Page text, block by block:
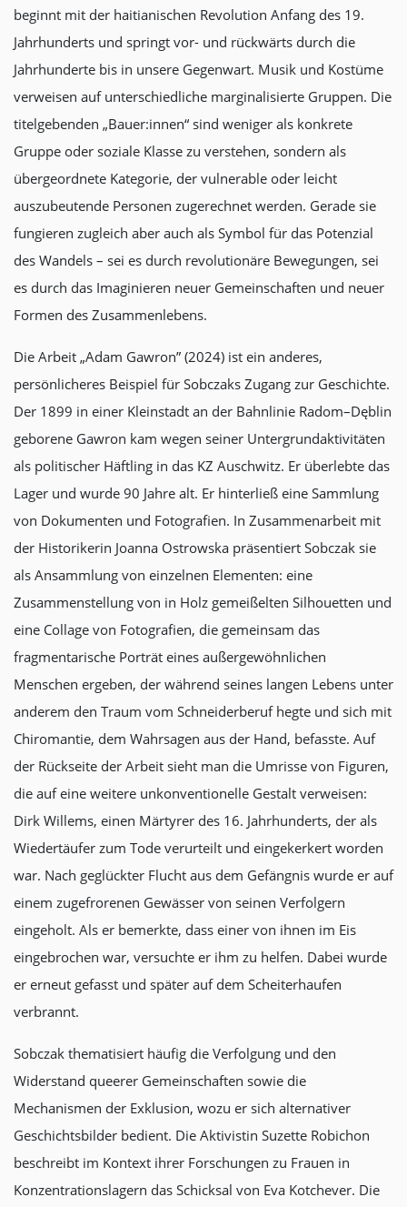
beginnt mit der haitianischen Revolution Anfang des 19.
Jahrhunderts und springt vor- und rückwärts durch die
Jahrhunderte bis in unsere Gegenwart. Musik und Kostüme
verweisen auf unterschiedliche marginalisierte Gruppen. Die
titelgebenden „Bauer:innen“ sind weniger als konkrete
Gruppe oder soziale Klasse zu verstehen, sondern als
übergeordnete Kategorie, der vulnerable oder leicht
auszubeutende Personen zugerechnet werden. Gerade sie
fungieren zugleich aber auch als Symbol für das Potenzial
des Wandels – sei es durch revolutionäre Bewegungen, sei
es durch das Imaginieren neuer Gemeinschaften und neuer
Formen des Zusammenlebens.
Die Arbeit „Adam Gawron” (2024) ist ein anderes,
persönlicheres Beispiel für Sobczaks Zugang zur Geschichte.
Der 1899 in einer Kleinstadt an der Bahnlinie Radom–Dęblin
geborene Gawron kam wegen seiner Untergrundaktivitäten
als politischer Häftling in das KZ Auschwitz. Er überlebte das
Lager und wurde 90 Jahre alt. Er hinterließ eine Sammlung
von Dokumenten und Fotografien. In Zusammenarbeit mit
der Historikerin Joanna Ostrowska präsentiert Sobczak sie
als Ansammlung von einzelnen Elementen: eine
Zusammenstellung von in Holz gemeißelten Silhouetten und
eine Collage von Fotografien, die gemeinsam das
fragmentarische Porträt eines außergewöhnlichen
Menschen ergeben, der während seines langen Lebens unter
anderem den Traum vom Schneiderberuf hegte und sich mit
Chiromantie, dem Wahrsagen aus der Hand, befasste. Auf
der Rückseite der Arbeit sieht man die Umrisse von Figuren,
die auf eine weitere unkonventionelle Gestalt verweisen:
Dirk Willems, einen Märtyrer des 16. Jahrhunderts, der als
Wiedertäufer zum Tode verurteilt und eingekerkert worden
war. Nach geglückter Flucht aus dem Gefängnis wurde er auf
einem zugefrorenen Gewässer von seinen Verfolgern
eingeholt. Als er bemerkte, dass einer von ihnen im Eis
eingebrochen war, versuchte er ihm zu helfen. Dabei wurde
er erneut gefasst und später auf dem Scheiterhaufen
verbrannt.
Sobczak thematisiert häufig die Verfolgung und den
Widerstand queerer Gemeinschaften sowie die
Mechanismen der Exklusion, wozu er sich alternativer
Geschichtsbilder bedient. Die Aktivistin Suzette Robichon
beschreibt im Kontext ihrer Forschungen zu Frauen in
Konzentrationslagern das Schicksal von Eva Kotchever. Die